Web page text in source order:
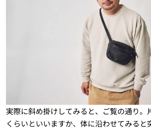
実際に斜め掛けしてみると、ご覧の通り。
くらいといいますか、体に沿わせてみると